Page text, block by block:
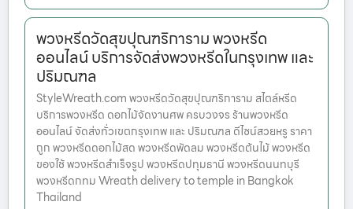
พวงหรีดวัดสุขปุณฑริการาม พวงหรีด
ออนไลน์ บริการจัดส่งพวงหรีดในกรุงเทพ และ
ปริมณฑล
StyleWreath.com พวงหรีดวัดสุขปุณฑริการาม สไตล์หรีด
บริการพวงหรีด ดอกไม้จัดงานศพ ครบวงจร ร้านพวงหรีด
ออนไลน์ จัดส่งทั่วเขตกรุงเทพ และ ปริมณฑล ดีไซน์สวยหรู ราคา
ถูก พวงหรีดดอกไม้สด พวงหรีดพัดลม พวงหรีดต้นไม้ พวงหรีด
ของใช้ พวงหรีดสำเร็จรูป พวงหรีดปทุมธานี พวงหรีดนนทบุรี
พวงหรีดกทม Wreath delivery to temple in Bangkok
Thailand